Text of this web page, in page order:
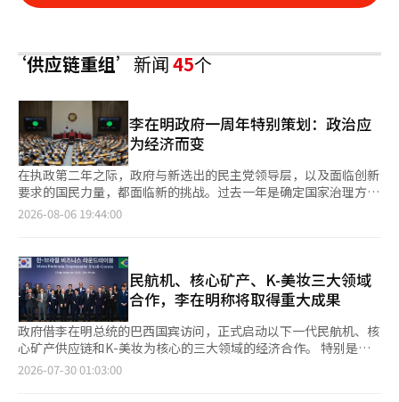
‘供应链重组’新闻45个
李在明政府一周年特别策划：政治应
为经济而变
在执政第二年之际，政府与新选出的民主党领导层，以及面临创新
要求的国民力量，都面临新的挑战。过去一年是确定国家治理方向
的时期，而未来则是创造成果的时刻。政治也必须改变，尤其是为
产业竞争、供应链重组、低增长与低出生率、高龄化等重大变化。
这些问题没有一个是可以在短期内解决的，必须依赖长期政策和持
续投资。然而，如果政治仍停留在争斗中，国家战略必然会受到影
响。企业会错失投资时机，民众在反复的冲突中只会感到疲惫。
企业最害怕的并不是政权更替本身，而是政策的剧烈变化和不可预
测的制度。每当政权更替，税制和房地产政策就会改变，产业支持
方向也会动摇，监管政策时常变动，这使得企业难以做出长期投资
决策。建设一座半导体工厂需要数年时间，而人工智能和生物产业
2026-08-06 19:44:00
民航机、核心矿产、K-美妆三大领域
合作，李在明称将取得重大成果
政府借李在明总统的巴西国宾访问，正式启动以下一代民航机、核
心矿产供应链和K-美妆为核心的三大领域的经济合作。 特别是韩
国与巴西计划通过具有较大协同效应的项目，将去年的143亿美元
2026-07-30 01:03:00